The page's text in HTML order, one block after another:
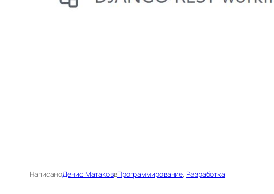
НаписаноДенис МатаковвПрограммирование, Разработка